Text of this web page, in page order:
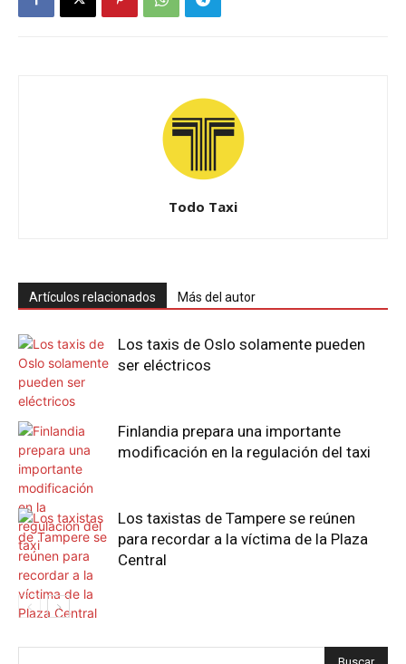
Todo Taxi
Artículos relacionados Más del autor
Los taxis de Oslo solamente pueden
ser eléctricos
Finlandia prepara una importante
modificación en la regulación del taxi
Los taxistas de Tampere se reúnen
para recordar a la víctima de la Plaza
Central